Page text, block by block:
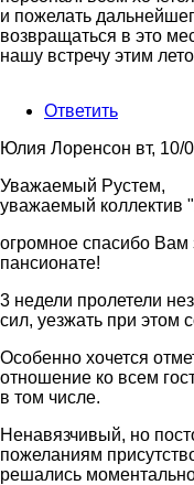
и пожелать
возвращаться в это
нашу встречу этим
Ответить
Юлия Лоренсон вт, 10/
Уважаемый Рустем,
уважаемый коллектив
огромное спасибо
пансионате!
3 недели пролетели
сил, уезжать при этом
Особенно хочется
отношение ко всем
в том числе.
Ненавязчивый, но
пожеланиям
решались